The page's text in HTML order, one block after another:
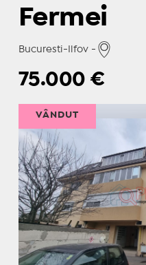
Fermei
Bucuresti-Ilfov -
75.000€
VÂNDUT